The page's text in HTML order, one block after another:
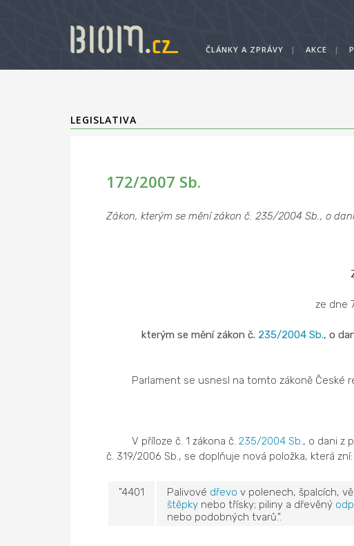
ČLÁNKY A ZPRÁVY | AKCE |
LEGISLATIVA
172/2007 Sb.
Zákon, kterým se mění zákon č. 235/2004 Sb., o
ze dne
kterým se mění zákon č. 235/2004 Sb., o
Parlament se usnesl na tomto zákoně České
V příloze č. 1 zákona č. 235/2004 Sb., o dani z
č. 319/2006 Sb., se doplňuje nová položka, která zní:
"4401 Palivové dřevo v polenech, špalcích,
štěpkynebo třísky; piliny a dřevěný
nebo podobných tvarů.".